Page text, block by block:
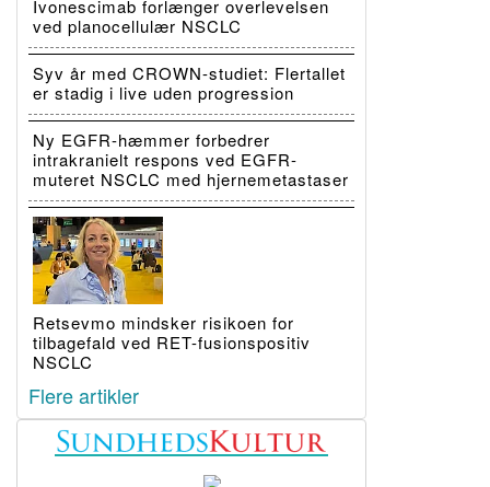
Ivonescimab forlænger overlevelsen
ved planocellulær NSCLC
Syv år med CROWN-studiet: Flertallet
er stadig i live uden progression
Ny EGFR-hæmmer forbedrer
intrakranielt respons ved EGFR-
muteret NSCLC med hjernemetastaser
Retsevmo mindsker risikoen for
tilbagefald ved RET-fusionspositiv
NSCLC
Flere artikler